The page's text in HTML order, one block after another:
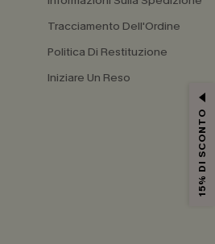
Tracciamento Dell'Ordine
Politica Di Restituzione
Iniziare Un Reso
15% DI SCONTO